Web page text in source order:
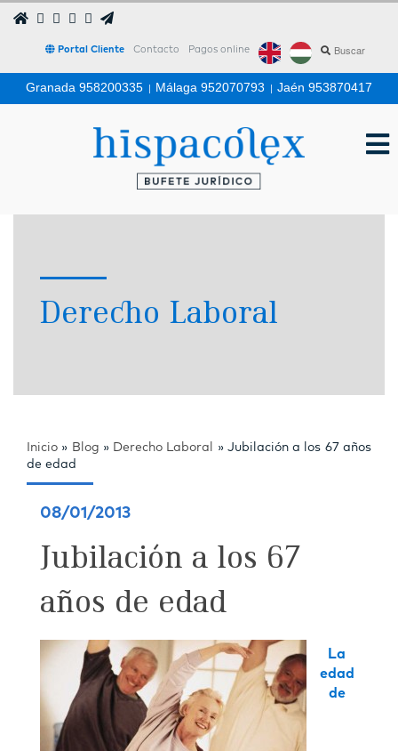
Portal Cliente Contacto Pagos online
Granada 958200335 | Málaga 952070793 | Jaén 953870417
Derecho Laboral
Inicio » Blog » Derecho Laboral » Jubilación a los 67 años
de edad
08/01/2013
Jubilación a los 67
años de edad
La
edad
de